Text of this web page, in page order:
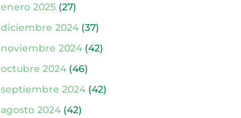
enero 2025(27)
diciembre 2024(37)
noviembre 2024(42)
octubre 2024(46)
septiembre 2024(42)
agosto 2024(42)